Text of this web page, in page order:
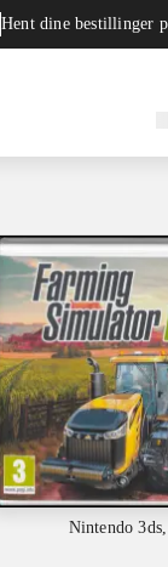
Hent dine bestillinger
Nintendo